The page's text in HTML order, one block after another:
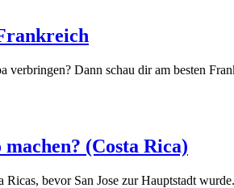
verbringen? Dann schau dir am besten
(Costa Rica)
Ricas, bevor San Jose zur Hauptstadt